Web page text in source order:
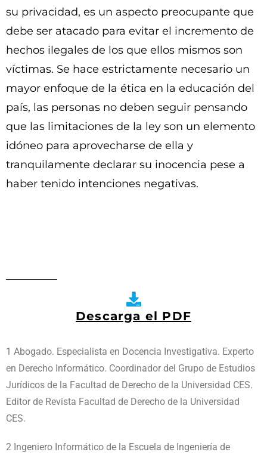
su privacidad, es un aspecto preocupante que
debe ser atacado para evitar el incremento de
hechos ilegales de los que ellos mismos son
víctimas. Se hace estrictamente necesario un
mayor enfoque de la ética en la educación del
país, las personas no deben seguir pensando
que las limitaciones de la ley son un elemento
idóneo para aprovecharse de ella y
tranquilamente declarar su inocencia pese a
haber tenido intenciones negativas.
Descarga el PDF
1 Abogado. Especialista en Docencia Investigativa. Experto
en Derecho Informático. Coordinador del Grupo de Estudios
Jurídicos de la Facultad de Derecho de la Universidad CES.
Editor de Revista Facultad de Derecho de la Universidad
CES.
2 Ingeniero Informático de la Escuela de Ingeniería de